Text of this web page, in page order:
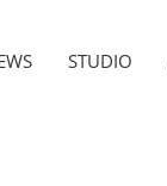
STUDIO